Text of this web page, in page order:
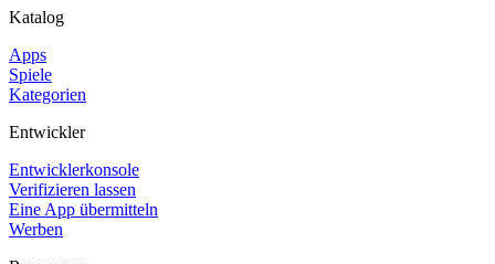
Katalog
Apps
Spiele
Kategorien
Entwickler
Entwicklerkonsole
Verifizieren lassen
Eine App übermitteln
Werben